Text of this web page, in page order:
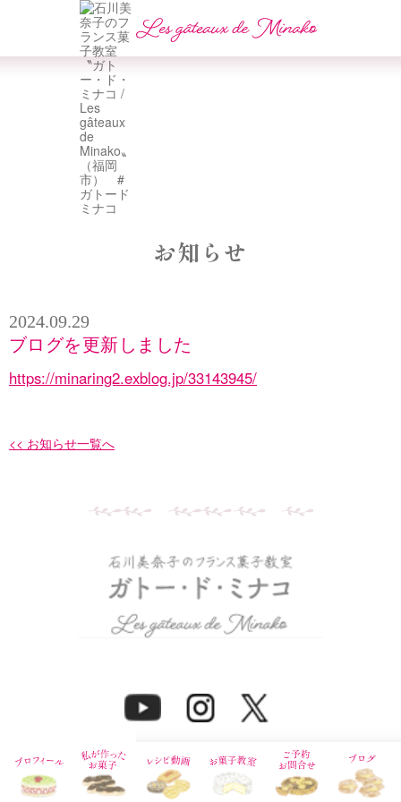
お知らせ
2024.09.29
ブログを更新しました
https://minaring2.exblog.jp/33143945/
<< お知らせ一覧へ